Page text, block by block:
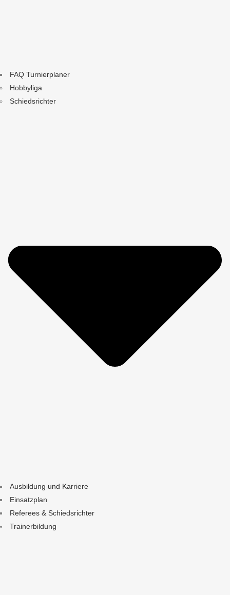
FAQ Turnierplaner
Hobbyliga
Schiedsrichter
Ausbildung und Karriere
Einsatzplan
Referees & Schiedsrichter
Trainerbildung